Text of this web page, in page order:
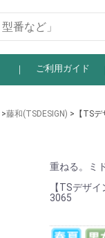
ご利用ガイド
>藤和(TSDESIGN) >【TSデ
重ねる。ミ
【TSデザ
3065